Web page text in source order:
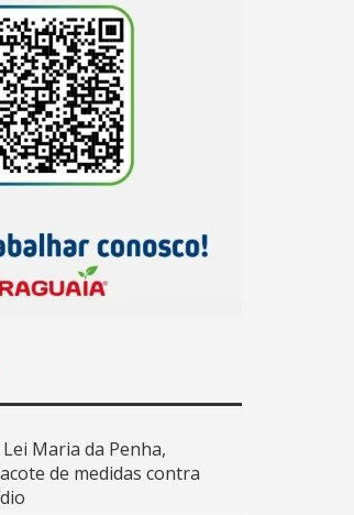
Maria da Penha,
de medidas contra